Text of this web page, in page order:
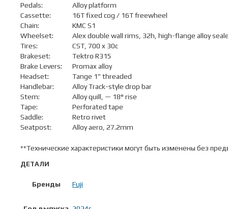
Pedals:
Alloy platform
Cassette:
16T fixed cog / 16T freewheel
Chain:
KMC S1
Wheelset:
Alex double wall rims, 32h, high-flange alloy
Tires:
CST, 700 x 30c
Brakeset:
Tektro R315
Brake Levers:
Promax alloy
Headset:
Tange 1” threaded
Handlebar:
Alloy Track-style drop bar
Stem:
Alloy quill, — 18° rise
Tape:
Perforated tape
Saddle:
Retro rivet
Seatpost:
Alloy aero, 27.2mm
**Технические характеристики могут быть изменены без
ДЕТАЛИ
Бренды Fuji